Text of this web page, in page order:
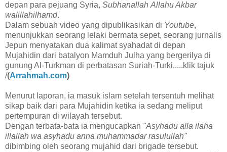
depan para pejuang Syria, Subhanallah Allahu Akbar
walillahilhamd.
Dalam sebuah video yang dipublikasikan di Youtube,
menunjukkan seorang lelaki bermata sepet, seorang jurnalis
Jepun menyatakan dua kalimat syahadat di depan
Mujahidin dari batalyon Mamduh Julha yang bergerilya di
gunung Al-Turkman di perbatasan Suriah-Turki.....klik tajuk
/(Arrahmah.com)
Menurut laporan, ia masuk islam setelah tersentuh melihat
sikap baik dari para Mujahidin ketika ia sedang meliput
pertempuran di wilayah tersebut.
Dengan terbata-bata ia mengucapkan "Asyhadu alla ilaha
illallah wa asyhadu anna muhammadar rasulullah"
dibimbing oleh seorang mujahid dari brigade tersebut.